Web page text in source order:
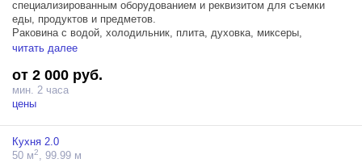
специализированным оборудованием и реквизитом для съемки
еды, продуктов и предметов.
Раковина с водой, холодильник, плита, духовка, миксеры,
инвентарь для готовки.
мира.
Зал объединен большим проемом с дверью с Интерьерным залом.
читать далее
от 2 000 руб.
мин. 2 часа
цены
Кухня 2.0
50 м2, 99.99 м